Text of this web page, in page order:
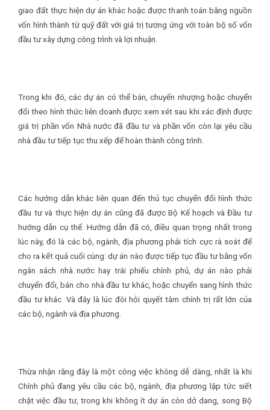
giao đất thực hiện dự án khác hoặc được thanh toán bằng nguồn
vốn hình thành từ quỹ đất với giá trị tương ứng với toàn bộ số vốn
đầu tư xây dựng công trình và lợi nhuận.
Trong khi đó, các dự án có thể bán, chuyển nhượng hoặc chuyển
đổi theo hình thức liên doanh được xem xét sau khi xác định được
giá trị phần vốn Nhà nước đã đầu tư và phần vốn còn lại yêu cầu
nhà đầu tư tiếp tục thu xếp để hoàn thành công trình.
Các hướng dẫn khác liên quan đến thủ tục chuyển đổi hình thức
đầu tư và thực hiện dự án cũng đã được Bộ Kế hoạch và Đầu tư
hướng dẫn cụ thể. Hướng dẫn đã có, điều quan trọng nhất trong
lúc này, đó là các bộ, ngành, địa phương phải tích cực rà soát để
cho ra kết quả cuối cùng: dự án nào được tiếp tục đầu tư bằng vốn
ngân sách nhà nước hay trái phiếu chính phủ, dự án nào phải
chuyển đổi, bán cho nhà đầu tư khác, hoặc chuyển sang hình thức
đầu tư khác. Và đây là lúc đòi hỏi quyết tâm chính trị rất lớn của
các bộ, ngành và địa phương.
Thừa nhận rằng đây là một công việc không dễ dàng, nhất là khi
Chính phủ đang yêu cầu các bộ, ngành, địa phương lập tức siết
chặt việc đầu tư, trong khi không ít dự án còn dở dang, song Bộ